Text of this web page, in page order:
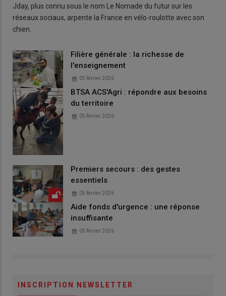
Jday, plus connu sous le nom Le Nomade du futur sur les
réseaux sociaux, arpente la France en vélo-roulotte avec son
chien.
Filière générale : la richesse de
l'enseignement
05 février 2026
BTSA ACS'Agri : répondre aux besoins
du territoire
05 février 2026
Premiers secours : des gestes
essentiels
05 février 2026
Aide fonds d'urgence : une réponse
insuffisante
05 février 2026
INSCRIPTION NEWSLETTER